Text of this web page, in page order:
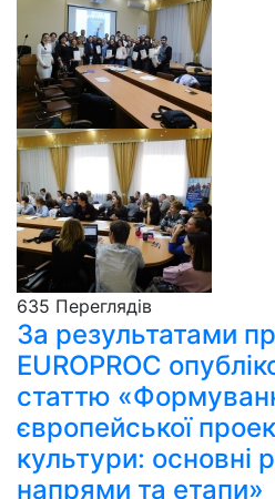
635 Пере­гля­дів
За результатами
EUROPROC
статтю
європейської
культури: основні
напрями та етапи»